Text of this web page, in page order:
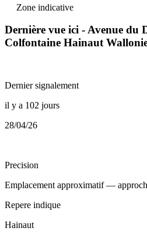
Zone indicative
Dernière vue ici - Avenue du
Colfontaine Hainaut
Dernier signalement
il y a 102 jours
28/04/26
Precision
Emplacement approximatif —
Repere indique
Hainaut